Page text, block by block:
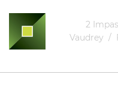
2
Vaudrey /